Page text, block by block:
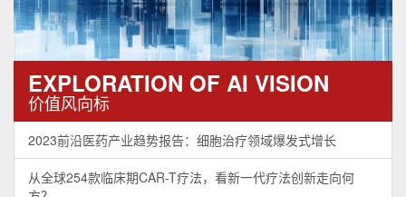
EXPLORATION OF AI VISION
价值风向标
2023前沿医药产业趋势报告：细胞治疗领域爆发式增长
从全球254款临床期CAR-T疗法，看新一代疗法创新走向何